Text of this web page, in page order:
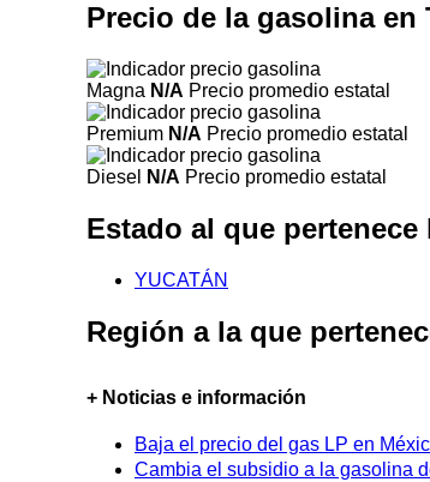
Precio de la gasolina en
Magna N/A Precio promedio estatal
Premium N/A Precio promedio estatal
Diesel N/A Precio promedio estatal
Estado al que pertenece
YUCATÁN
Región a la que
+ Noticias e información
Baja el precio del gas LP en
Cambia el subsidio a la gasolina